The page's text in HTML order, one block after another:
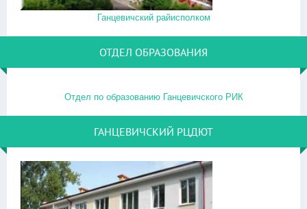
Ганцевичский райисполком
ОТДЕЛ ОБРАЗОВАНИЯ
Отдел по образованию Ганцевичского РИК
ГАНЦЕВИЧСКИЙ РЦДЮТ